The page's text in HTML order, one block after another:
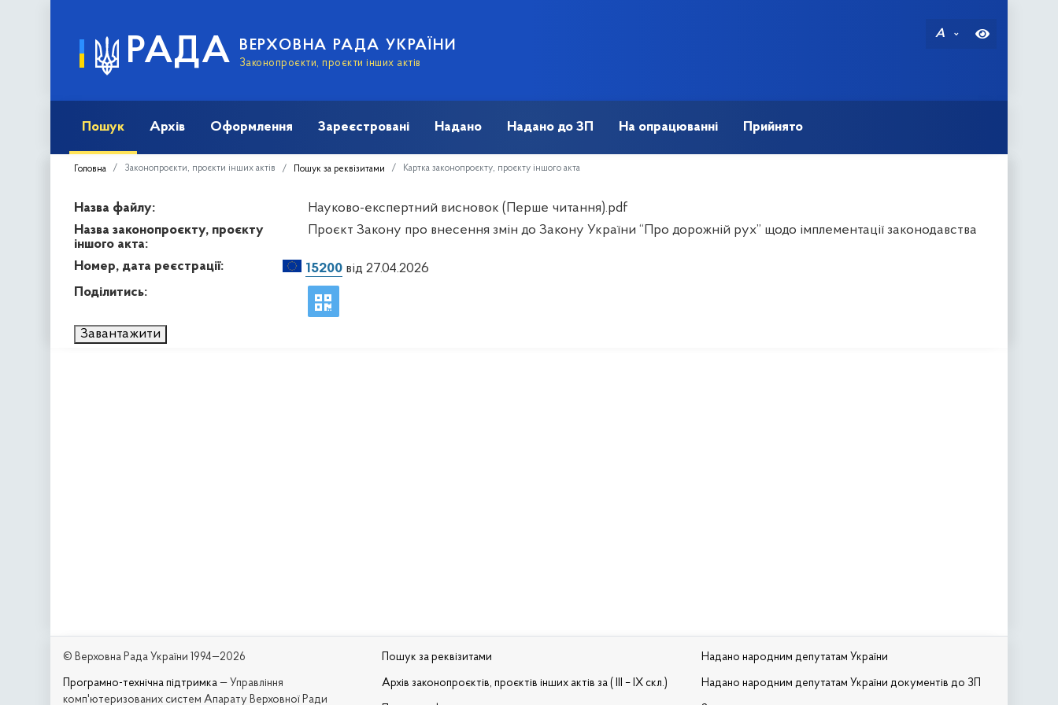
РАДА ВЕРХОВНА РАДА УКРАЇНИ
Законопроєкти, проєкти інших актів
A
Пошук Архів Оформлення Зареєстровані Надано Надано до ЗП На опрацюванні Прийнято
Головна Законопроєкти, проєкти інших актів Пошук за реквізитами Картка законопроєкту, проєкту іншого акта
Назва файлу:
Науково-експертний висновок (Перше читання).pdf
Назва законопроєкту, проєкту
іншого акта:
Проєкт Закону про внесення змін до Закону України “Про дорожній рух” щодо імплементації законодавства
Номер, дата реєстрації: 15200 від 27.04.2026
Поділитись:
Завантажити
© Верховна Рада України 1994—2026
Програмно-технічна підтримка — Управління
комп'ютеризованих систем Апарату Верховної Ради
Пошук за реквізитами
Архів законопроєктів, проєктів інших актів за ( III – IX скл.)
Надано народним депутатам України
Надано народним депутатам України документів до ЗП